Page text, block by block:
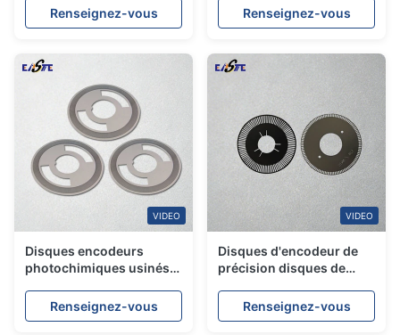
précision
Renseignez-vous
gravure de précision
Roue de code
Renseignez-vous
VIDEO
Disques encodeurs
photochimiques usinés
micronRenseignez-vous
VIDEO
Disques d'encodeur de
précision disques de
inoxydable photogravés
Renseignez-vous